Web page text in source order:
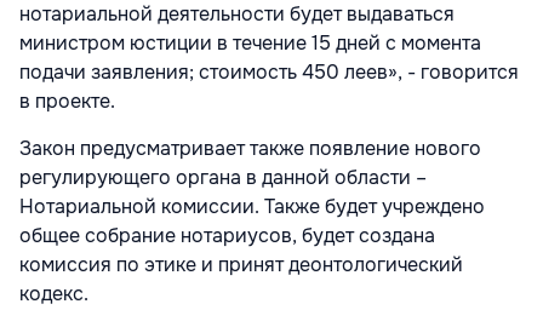
нотариальной деятельности будет выдаваться
министром юстиции в течение 15 дней с момента
подачи заявления; стоимость 450 леев», - говорится
в проекте.
Закон предусматривает также появление нового
регулирующего органа в данной области –
Нотариальной комиссии. Также будет учреждено
общее собрание нотариусов, будет создана
комиссия по этике и принят деонтологический
кодекс.